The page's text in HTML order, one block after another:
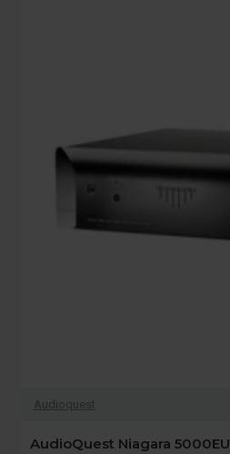
Audioquest
AudioQuest Niagara 5000EU